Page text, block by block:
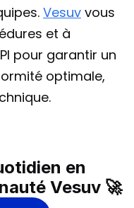
Vesuv vous
et à
pour garantir un
optimale,
en
Vesuv 🚀